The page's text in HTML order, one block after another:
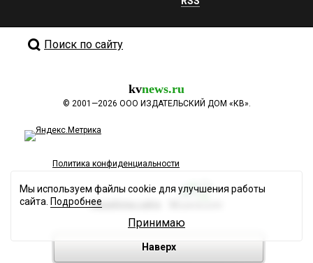
Поиск по сайту
kvnews.ru
© 2001—2026 ООО ИЗДАТЕЛЬСКИЙ ДОМ «КВ».
Политика конфиденциальности
Разработка сайта
Наверх
Мы используем файлы cookie для улучшения работы
сайта. Подробнее
Принимаю